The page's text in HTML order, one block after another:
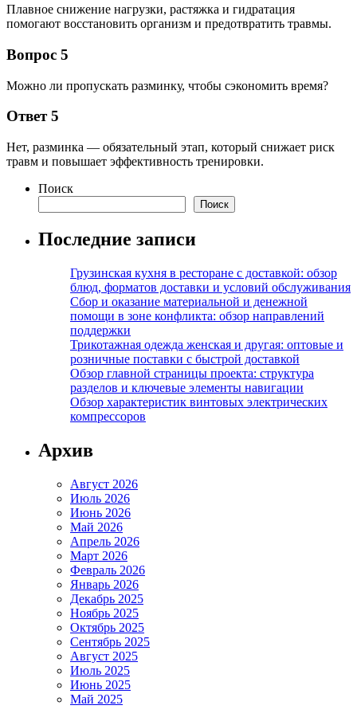
Плавное снижение нагрузки, растяжка и гидратация
помогают восстановить организм и предотвратить травмы.
Вопрос 5
Можно ли пропускать разминку, чтобы сэкономить время?
Ответ 5
Нет, разминка — обязательный этап, который снижает риск
травм и повышает эффективность тренировки.
Поиск
Поиск
Последние записи
Грузинская кухня в ресторане с доставкой: обзор
блюд, форматов доставки и условий обслуживания
Сбор и оказание материальной и денежной
помощи в зоне конфликта: обзор направлений
поддержки
Трикотажная одежда женская и другая: оптовые и
розничные поставки с быстрой доставкой
Обзор главной страницы проекта: структура
разделов и ключевые элементы навигации
Обзор характеристик винтовых электрических
компрессоров
Архив
Август 2026
Июль 2026
Июнь 2026
Май 2026
Апрель 2026
Март 2026
Февраль 2026
Январь 2026
Декабрь 2025
Ноябрь 2025
Октябрь 2025
Сентябрь 2025
Август 2025
Июль 2025
Июнь 2025
Май 2025